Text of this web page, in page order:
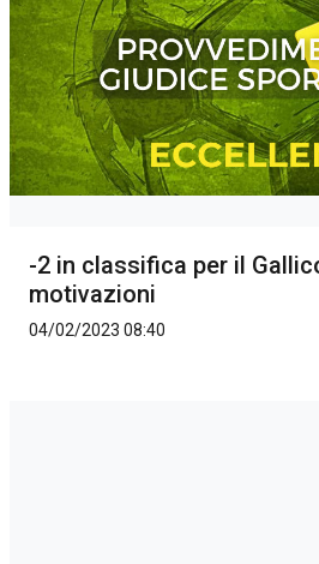
-2 in classifica per il
motivazioni
04/02/2023 08:40